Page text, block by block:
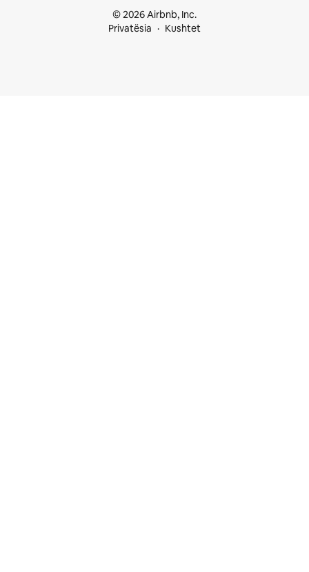
© 2026 Airbnb, Inc.
Privatësia
Kushtet